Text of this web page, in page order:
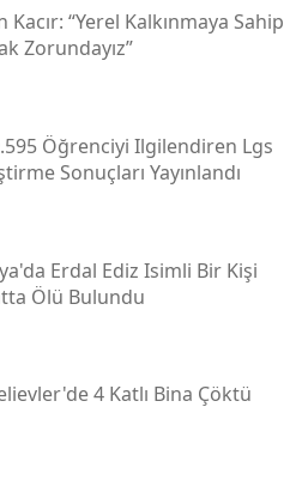
Kacır: “yerel Kalkınmaya Sahip
Zorundayız”
Öğrenciyi Ilgilendiren Lgs
Sonuçları Yayınlandı
Erdal Ediz Isimli Bir Kişi
Ölü Bulundu
4 Katlı Bina Çöktü